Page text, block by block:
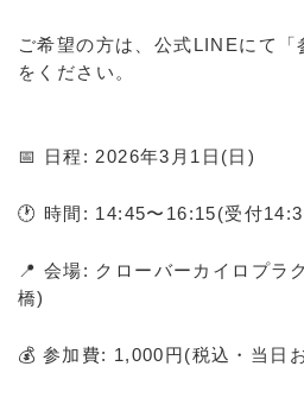
ご希望の方は、公式LINEにて「
をください。
📅 日程: 2026年3月1日(日)
🕐 時間: 14:45〜16:15(受付
📍 会場: クローバーカイロプラ
橋)
💰 参加費: 1,000円(税込・当日